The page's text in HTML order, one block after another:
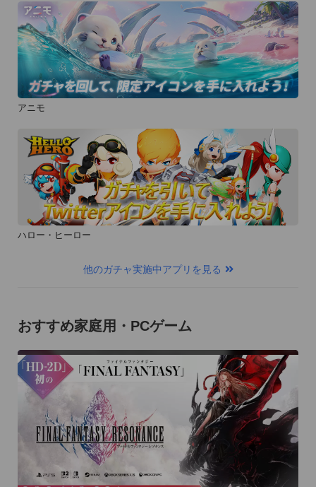
アニモ
ハロー・ヒーロー
他のガチャ実施中アプリを見る
おすすめ家庭用・PCゲーム